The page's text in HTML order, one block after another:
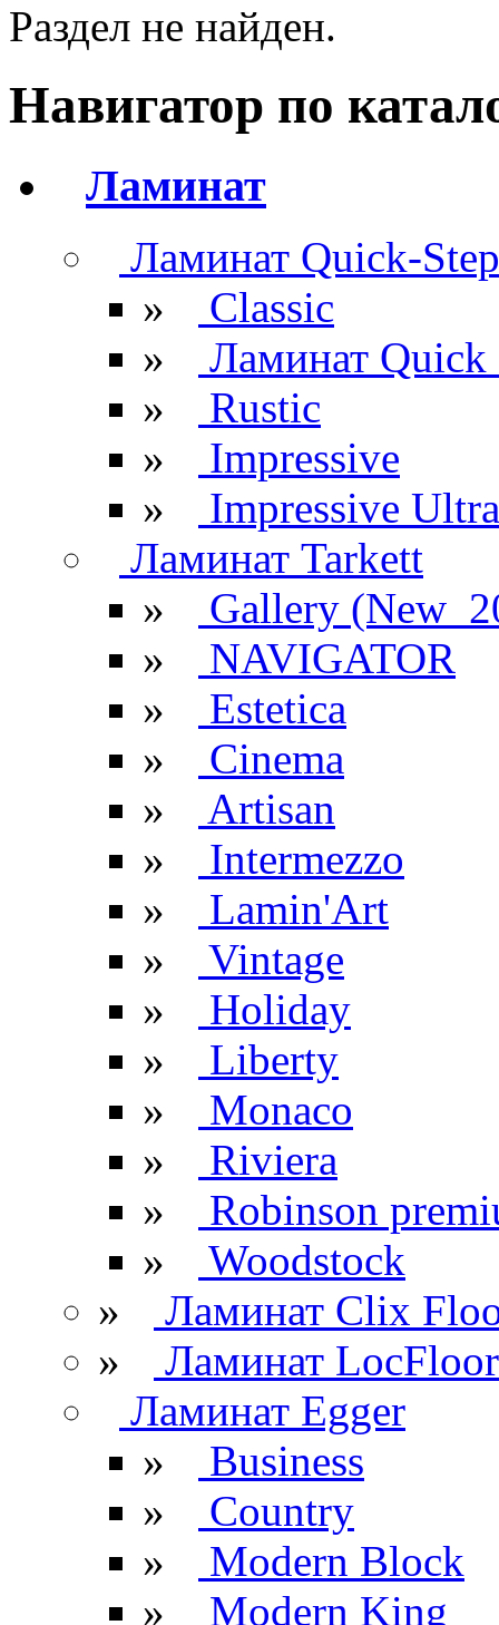
Раздел не найден.
Навигатор по
Ламинат
Ламинат Quick-Step
»
Classic
»
Ламинат Quick
»
Rustic
»
Impressive
»
Impressive Ultra
Ламинат Tarkett
»
Gallery
»
NAVIGATOR
»
Estetica
»
Cinema
»
Artisan
»
Intermezzo
»
Lamin'Art
»
Vintage
»
Holiday
»
Liberty
»
Monaco
»
Riviera
»
Robinson
»
Woodstock
»
Ламинат Clix
»
Ламинат LocFloor
Ламинат Egger
»
Business
»
Country
»
Modern Block
»
Modern King